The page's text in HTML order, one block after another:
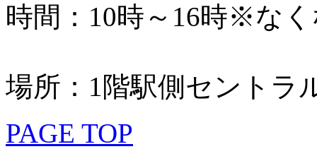
時間：10時～16時※な
場所：1階駅側セントラ
PAGE TOP